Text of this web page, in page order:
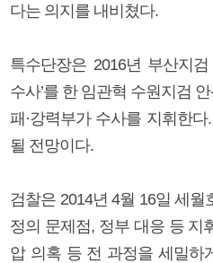
다는 의지를 내비쳤다.
특수단장은 2016년 부산지
수사’를 한 임관혁 수원지검
패·강력부가 수사를 지휘한
될 전망이다.
검찰은 2014년 4월 16일 세
정의 문제점, 정부 대응 등 지
압 의혹 등 전 과정을 세밀하